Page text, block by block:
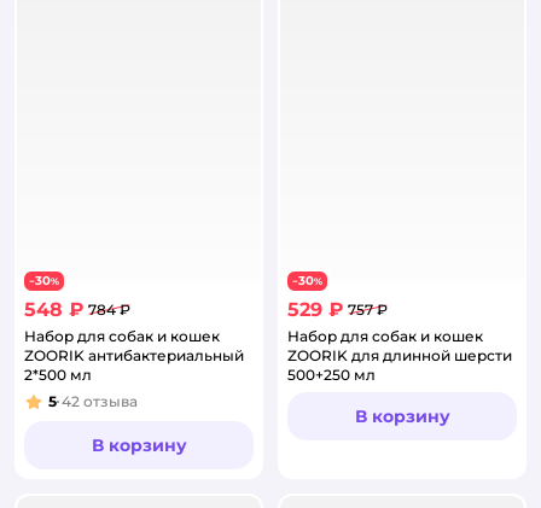
−30%
548 ₽ 784 ₽
Набор для собак и кошек
ZOORIK антибактериальный
2*500 мл
Рейтинг:
5 42 отзыва
В корзину
−30%
529 ₽ 757 ₽
Набор для собак и кошек
ZOORIK для длинной шерсти
500+250 мл
В корзину